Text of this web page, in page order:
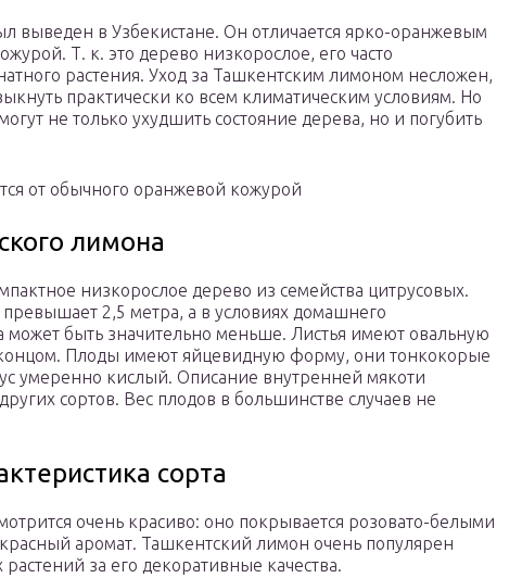
выведен в Узбекистане. Он отличается ярко-оранжевым
Т. к. это дерево низкорослое, его часто
растения. Уход за Ташкентским лимоном несложен,
практически ко всем климатическим условиям. Но
не только ухудшить состояние дерева, но и погубить
от обычного оранжевой кожурой
лимона
низкорослое дерево из семейства цитрусовых.
2,5 метра, а в условиях домашнего
быть значительно меньше. Листья имеют овальную
Плоды имеют яйцевидную форму, они тонкокорые
умеренно кислый. Описание внутренней мякоти
сортов. Вес плодов в большинстве случаев не
сорта
очень красиво: оно покрывается розовато-белыми
аромат. Ташкентский лимон очень популярен
за его декоративные качества.